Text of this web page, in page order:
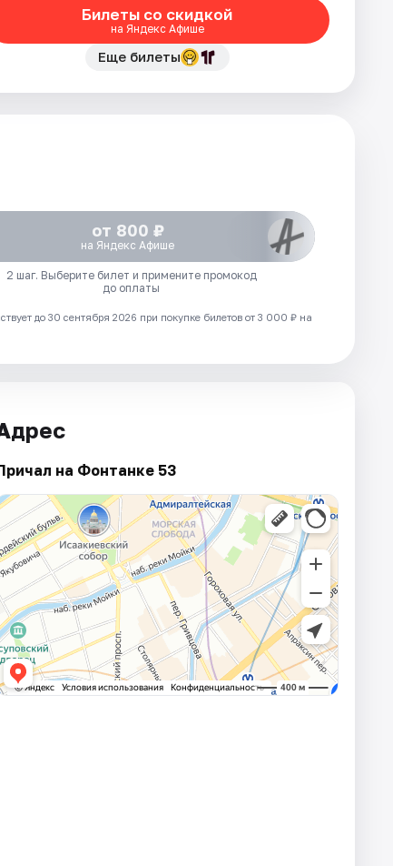
Билеты со скидкой
на Яндекс Афише
Еще билеты
от 800 ₽
на Яндекс Афише
2 шаг. Выберите билет и примените промокод
до оплаты
до 30 сентября 2026 при покупке билетов от 3 000 ₽ на
на Фонтанке 53